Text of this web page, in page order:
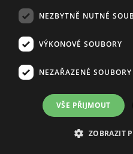
© 2008–2026 EMPRESA
Zásady ochrany osobních a
Informace o měření
Nielsen Digital Measurement
depositphotos.com .
NEZBYTNĚ NUTNÉ
VÝKONOVÉ SOUBORY
NEZAŘAZENÉ SOUBORY
VŠE PŘIJMOUT
ZOBRAZIT